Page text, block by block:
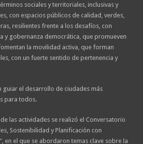
sociales y territoriales, inclusivas y
con espacios públicos de calidad, verdes,
resilientes frente a los desafíos, con
y gobernanza democrática, que promueven
la movilidad activa, que forman
con un fuerte sentido de pertenencia y
guiar el desarrollo de ciudades más
para todos.
las actividades se realizó el Conversatorio
Sostenibilidad y Planificación con
en el que se abordaron temas clave sobre la